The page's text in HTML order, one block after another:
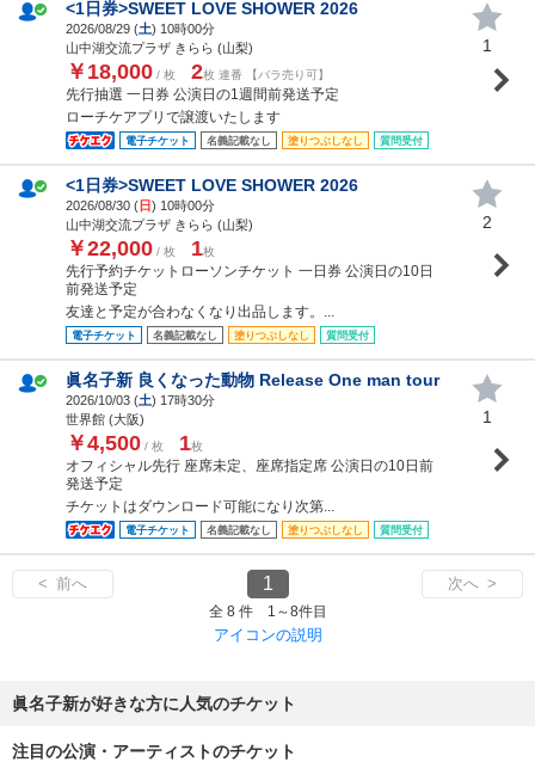
<1日券>SWEET LOVE SHOWER 2026
2026/08/29 (土) 10時00分
山中湖交流プラザ きらら (山梨)
￥18,000 / 枚 2枚 連番 【バラ売り可】
先行抽選 一日券 公演日の1週間前発送予定
ローチケアプリで譲渡いたします
電子チケット 名義記載なし 塗りつぶしなし 質問受付
1
<1日券>SWEET LOVE SHOWER 2026
2026/08/30 (日) 10時00分
山中湖交流プラザ きらら (山梨)
￥22,000 / 枚 1枚
先行予約チケットローソンチケット 一日券 公演日の10日
前発送予定
友達と予定が合わなくなり出品します。...
電子チケット 名義記載なし 塗りつぶしなし 質問受付
2
眞名子新 良くなった動物 Release One man tour
2026/10/03 (土) 17時30分
世界館 (大阪)
￥4,500 / 枚 1枚
オフィシャル先行 座席未定、座席指定席 公演日の10日前
発送予定
チケットはダウンロード可能になり次第...
電子チケット 名義記載なし 塗りつぶしなし 質問受付
1
< 前へ 1 次へ >
全 8 件 1～8件目
アイコンの説明
眞名子新が好きな方に人気のチケット
注目の公演・アーティストのチケット